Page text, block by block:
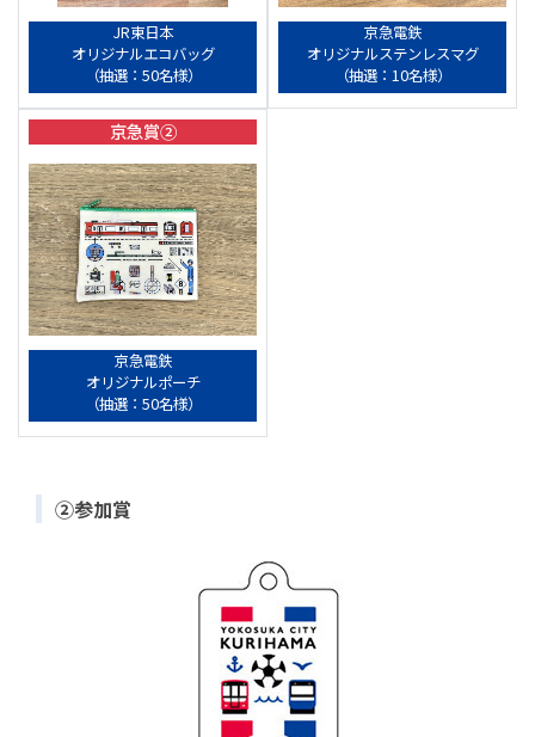
JR東日本
オリジナルエコバッグ
（抽選：50名様）
京急電鉄
オリジナルステンレスマグ
（抽選：10名様）
京急賞②
京急電鉄
オリジナルポーチ
（抽選：50名様）
②参加賞